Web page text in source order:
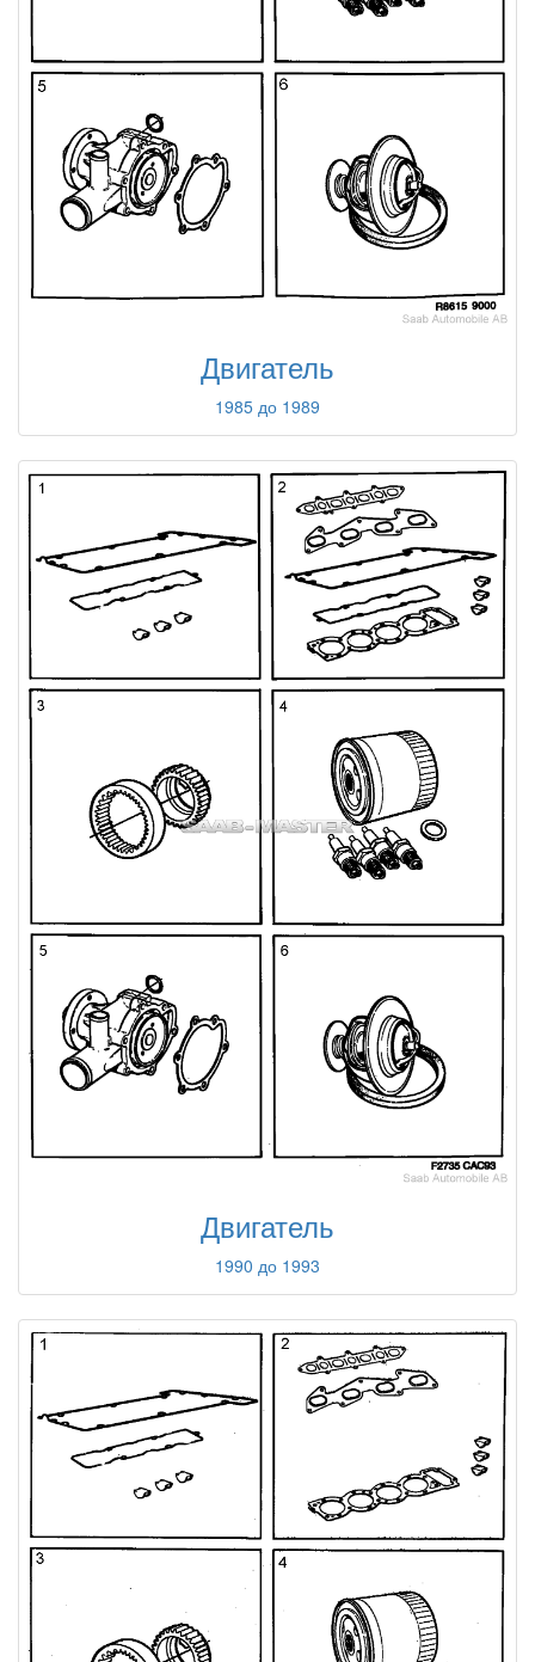
Двигатель
1985 до 1989
Двигатель
1990 до 1993